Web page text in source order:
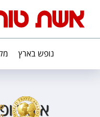
נופש בארץ
איזו